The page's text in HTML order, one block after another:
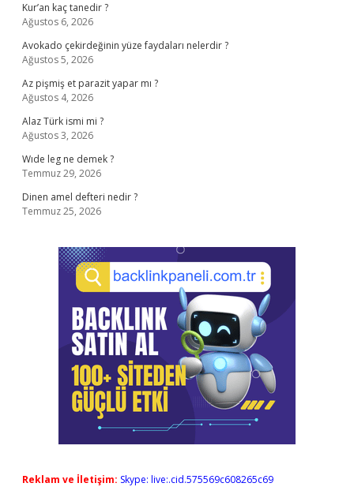
Kur’an kaç tanedir ?
Ağustos 6, 2026
Avokado çekirdeğinin yüze faydaları nelerdir ?
Ağustos 5, 2026
Az pişmiş et parazit yapar mı ?
Ağustos 4, 2026
Alaz Türk ismi mi ?
Ağustos 3, 2026
Wıde leg ne demek ?
Temmuz 29, 2026
Dinen amel defteri nedir ?
Temmuz 25, 2026
Reklam ve İletişim: Skype: live:.cid.575569c608265c69